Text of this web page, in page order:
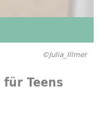
©Julia_Illmer
für Teens